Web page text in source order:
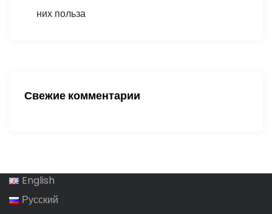
й
них польза
Свежие комментарии
English
Русский